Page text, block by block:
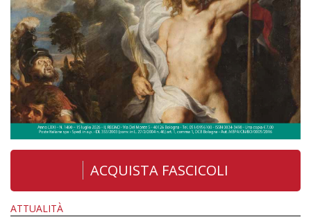
ACQUISTA FASCICOLI
ATTUALITÀ